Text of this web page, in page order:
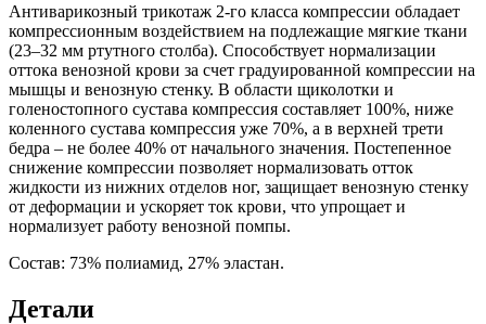
Антиварикозный трикотаж 2-го класса компрессии обладает
компрессионным воздействием на подлежащие мягкие ткани
(23–32 мм ртутного столба). Способствует нормализации
оттока венозной крови за счет градуированной компрессии на
мышцы и венозную стенку. В области щиколотки и
голеностопного сустава компрессия составляет 100%, ниже
коленного сустава компрессия уже 70%, а в верхней трети
бедра – не более 40% от начального значения. Постепенное
снижение компрессии позволяет нормализовать отток
жидкости из нижних отделов ног, защищает венозную стенку
от деформации и ускоряет ток крови, что упрощает и
нормализует работу венозной помпы.
Состав: 73% полиамид, 27% эластан.
Детали